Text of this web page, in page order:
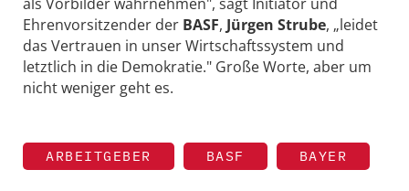
Ehrenvorsitzender der BASF, Jürgen Strube, „leidet
das Vertrauen in unser Wirtschaftssystem und
letztlich in die Demokratie." Große Worte, aber um
nicht weniger geht es.
ARBEITGEBER BASF BAYER